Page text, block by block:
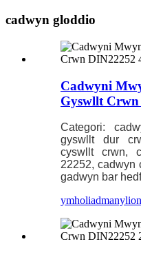
cadwyn gloddio
Cadwyni
Gyswllt
Categori:
gyswllt dur
cyswllt crwn,
22252, cadwyn
gadwyn bar
ymholiadmanylion